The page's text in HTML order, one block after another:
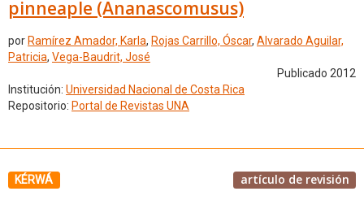
pinneaple (Ananascomusus)
por Ramírez Amador, Karla, Rojas Carrillo, Óscar, Alvarado Aguilar,
Patricia, Vega-Baudrit, José
Publicado 2012
Institución: Universidad Nacional de Costa Rica
Repositorio: Portal de Revistas UNA
KÉRWÁ artículo de revisión